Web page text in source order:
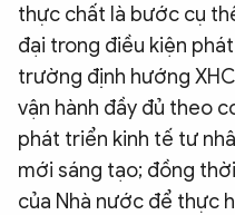
thực chất là bước cụ
đại trong điều kiện
trường định hướng
vận hành đầy đủ theo
phát triển kinh tế tư
mới sáng tạo; đồng
của Nhà nước để thực